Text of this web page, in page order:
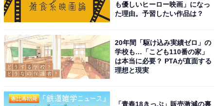
も優しいヒーロー映画」になっ
た理由。予習したい作品は？
20年間「駆け込み実績ゼロ」の
学校も…「こども110番の家」
は本当に必要？ PTAが直面する
理想と現実
「青春18きっぷ」販売激減の裏